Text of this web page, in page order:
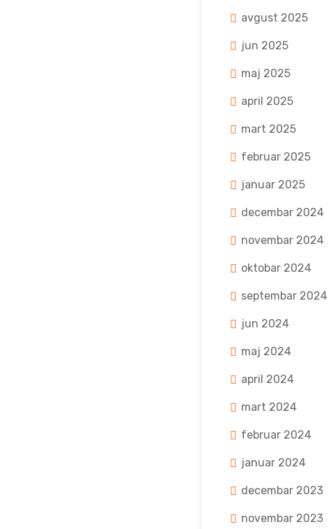
avgust 2025
jun 2025
maj 2025
april 2025
mart 2025
februar 2025
januar 2025
decembar 2024
novembar 2024
oktobar 2024
septembar 2024
jun 2024
maj 2024
april 2024
mart 2024
februar 2024
januar 2024
decembar 2023
novembar 2023